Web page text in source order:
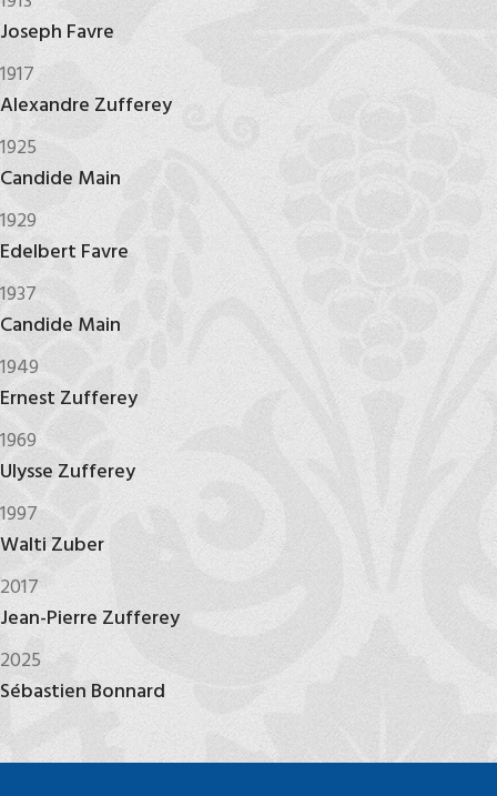
Joseph Favre
1917
Alexandre Zufferey
1925
Candide Main
1929
Edelbert Favre
1937
Candide Main
1949
Ernest Zufferey
1969
Ulysse Zufferey
1997
Walti Zuber
2017
Jean-Pierre Zufferey
2025
Sébastien Bonnard